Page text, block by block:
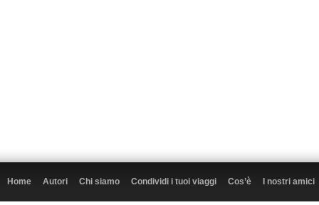
Home Autori Chi siamo Condividi i tuoi viaggi Cos’è I nostri amici